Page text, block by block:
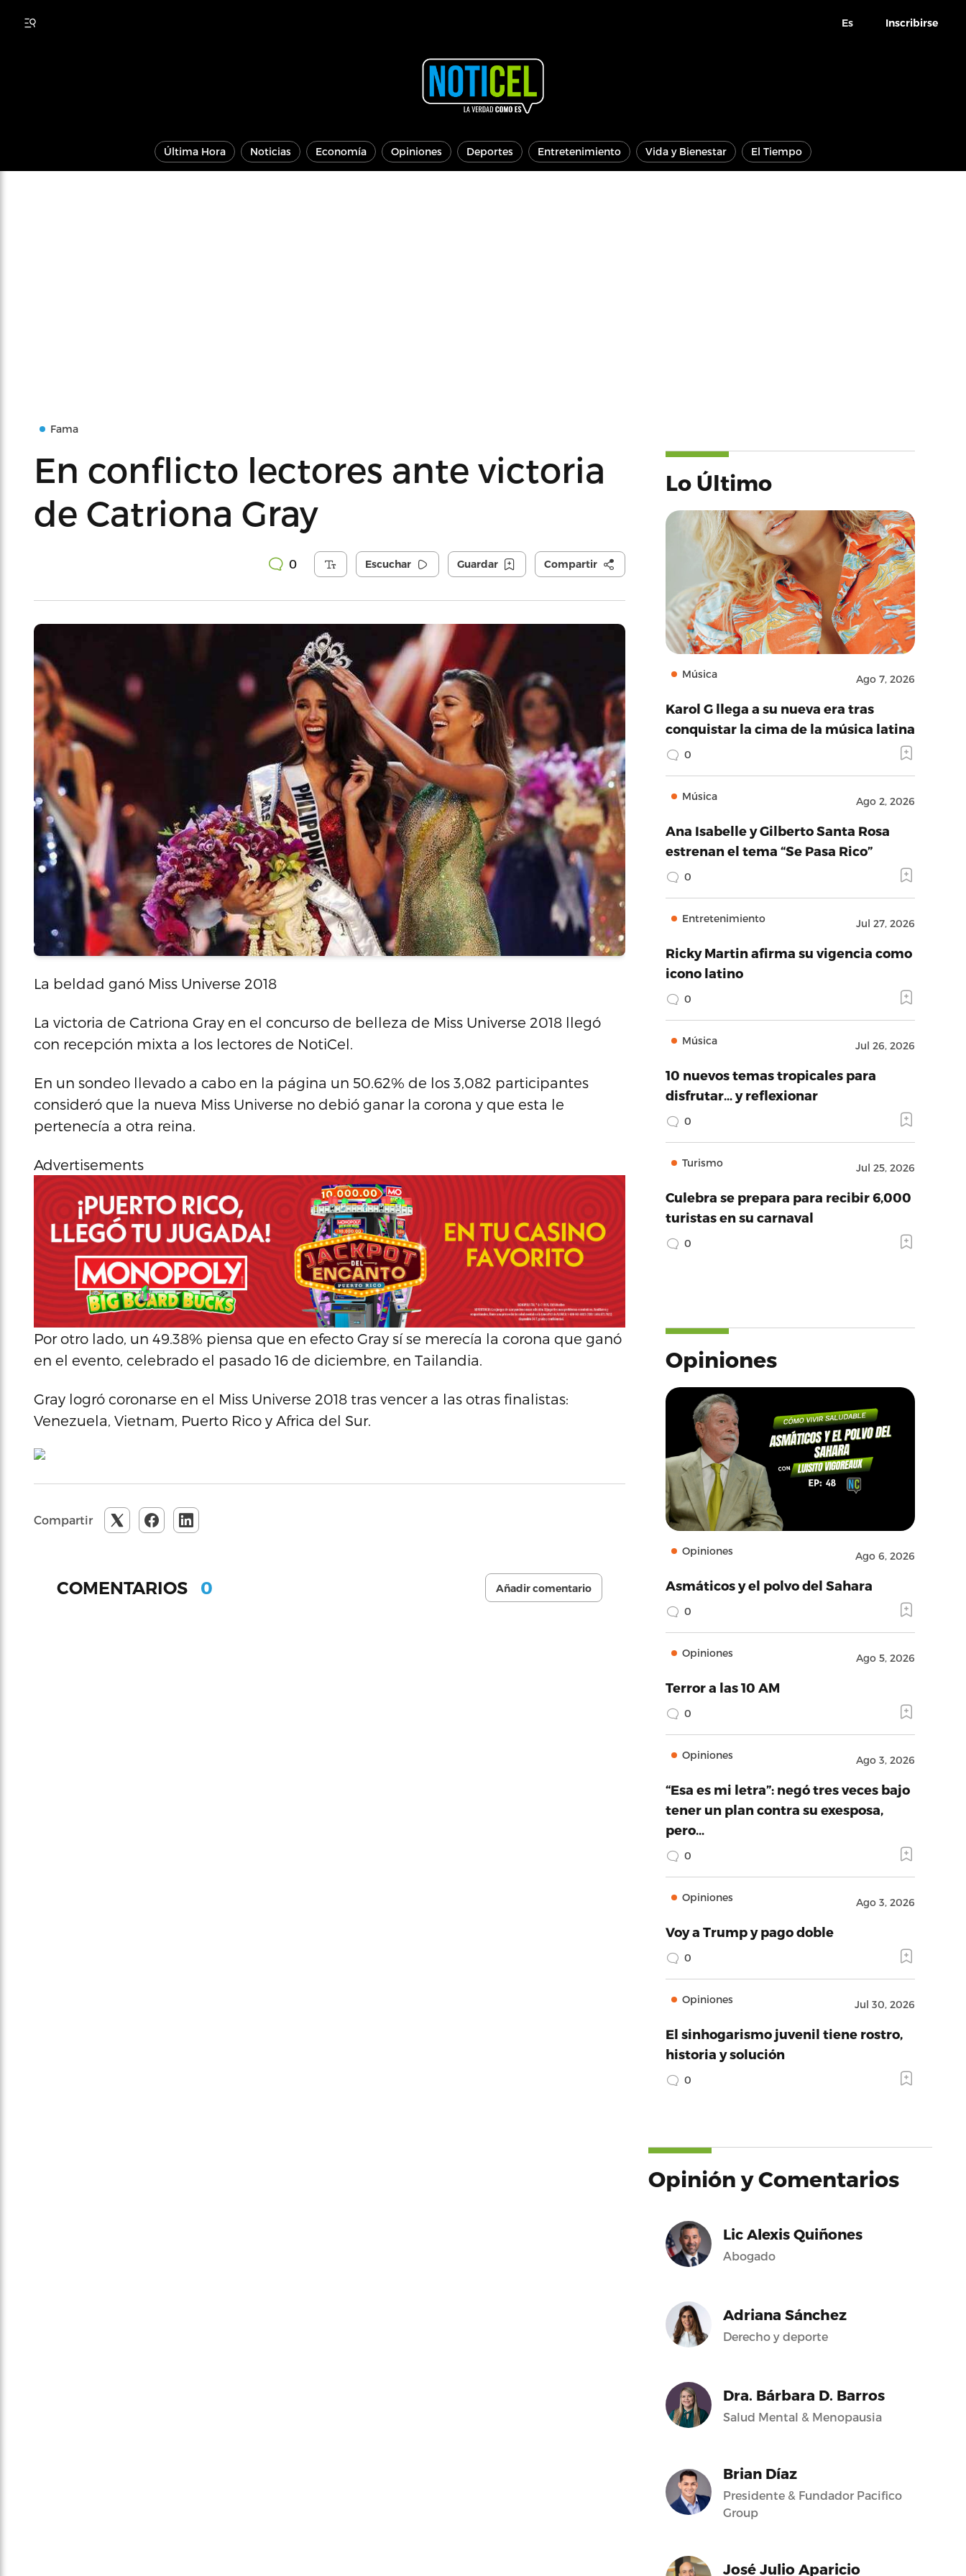
Es Inscribirse
Última Hora Noticias Economía Opiniones Deportes Entretenimiento Vida y Bienestar El Tiempo
Fama
En conflicto lectores ante victoria
de Catriona Gray
0 Escuchar Guardar Compartir
La beldad ganó Miss Universe 2018
La victoria de Catriona Gray en el concurso de belleza de Miss Universe 2018 llegó
con recepción mixta a los lectores de NotiCel.
En un sondeo llevado a cabo en la página un 50.62% de los 3,082 participantes
consideró que la nueva Miss Universe no debió ganar la corona y que esta le
pertenecía a otra reina.
Advertisements
Por otro lado, un 49.38% piensa que en efecto Gray sí se merecía la corona que ganó
en el evento, celebrado el pasado 16 de diciembre, en Tailandia.
Gray logró coronarse en el Miss Universe 2018 tras vencer a las otras finalistas:
Venezuela, Vietnam, Puerto Rico y Africa del Sur.
Compartir
COMENTARIOS 0 Añadir comentario
Lo Último
Música Ago 7, 2026
Karol G llega a su nueva era tras
conquistar la cima de la música latina
0
Música Ago 2, 2026
Ana Isabelle y Gilberto Santa Rosa
estrenan el tema “Se Pasa Rico”
0
Entretenimiento Jul 27, 2026
Ricky Martin afirma su vigencia como
icono latino
0
Música Jul 26, 2026
10 nuevos temas tropicales para
disfrutar… y reflexionar
0
Turismo Jul 25, 2026
Culebra se prepara para recibir 6,000
turistas en su carnaval
0
Opiniones
Opiniones Ago 6, 2026
Asmáticos y el polvo del Sahara
0
Opiniones Ago 5, 2026
Terror a las 10 AM
0
Opiniones Ago 3, 2026
“Esa es mi letra”: negó tres veces bajo
tener un plan contra su exesposa,
pero…
0
Opiniones Ago 3, 2026
Voy a Trump y pago doble
0
Opiniones Jul 30, 2026
El sinhogarismo juvenil tiene rostro,
historia y solución
0
Opinión y Comentarios
Lic Alexis Quiñones
Abogado
Adriana Sánchez
Derecho y deporte
Dra. Bárbara D. Barros
Salud Mental & Menopausia
Brian Díaz
Presidente & Fundador Pacifico
Group
José Julio Aparicio